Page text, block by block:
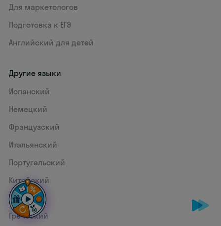
Для маркетологов
Подготовка к ЕГЭ
Английский для детей
Другие языки
Испанский
Немецкий
Французский
Итальянский
Португальский
Китайский
Турецкий
Греческий